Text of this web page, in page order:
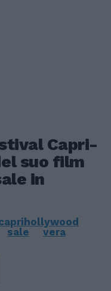
Capri-
suo film
in
sale vera